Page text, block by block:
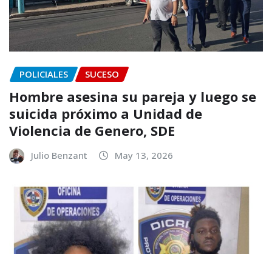
POLICIALES SUCESO
Hombre asesina su pareja y luego se
suicida próximo a Unidad de
Violencia de Genero, SDE
Julio Benzant May 13, 2026